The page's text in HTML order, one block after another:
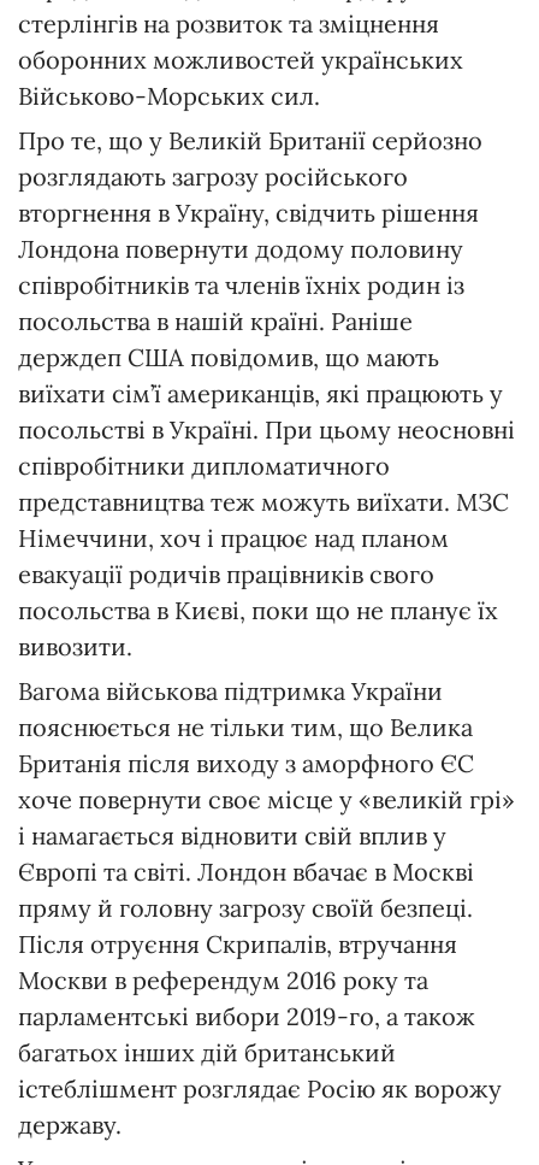
стерлінгів на розвиток та зміцнення
оборонних можливостей українських
Військово-Морських сил.
Про те, що у Великій Британії серйозно
розглядають загрозу російського
вторгнення в Україну, свідчить рішення
Лондона повернути додому половину
співробітників та членів їхніх родин із
посольства в нашій країні. Раніше
держдеп США повідомив, що мають
виїхати сім’ї американців, які працюють у
посольстві в Україні. При цьому неосновні
співробітники дипломатичного
представництва теж можуть виїхати. МЗС
Німеччини, хоч і працює над планом
евакуації родичів працівників свого
посольства в Києві, поки що не планує їх
вивозити.
Вагома військова підтримка України
пояснюється не тільки тим, що Велика
Британія після виходу з аморфного ЄС
хоче повернути своє місце у «великій грі»
і намагається відновити свій вплив у
Європі та світі. Лондон вбачає в Москві
пряму й головну загрозу своїй безпеці.
Після отруєння Скрипалів, втручання
Москви в референдум 2016 року та
парламентські вибори 2019-го, а також
багатьох інших дій британський
істеблішмент розглядає Росію як ворожу
державу.